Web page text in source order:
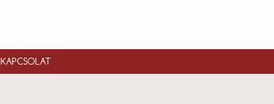
KAPCSOLAT